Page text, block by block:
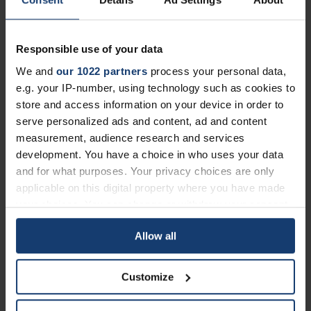
Responsible use of your data
We and our 1022 partners process your personal data,
e.g. your IP-number, using technology such as cookies to
store and access information on your device in order to
serve personalized ads and content, ad and content
measurement, audience research and services
development. You have a choice in who uses your data
and for what purposes. Your privacy choices are only
applicable on this digital property where you have made
your choices. You can change or withdraw your consent
any time from the Cookie Declaration or by clicking on
If you allow, we would also like to:
Collect information about your geographical location
Allow all
Customize
Akzeptanz in der Industrie zu
Prototal ist ein wichtiger Betatester der AMT-Technologie,
wobei beide Unternehmen aktiv Wissen austauschen, um
Prozesse zu optimieren und Lösungen der nächsten Generation
zu entwickeln. Es gibt bereits Pläne, die Zusammenarbeit über
das Dampfglätten hinaus auf neue
Nachbearbeitungstechnologien auszuweiten.
„Diese Partnerschaft ist ein wichtiger
Schritt zur Stärkung unseres Ökosystems
an Fertigungslösungen von Weltklasse.
Durch die Zusammenarbeit mit AMT
können wir unseren Kunden noch mehr